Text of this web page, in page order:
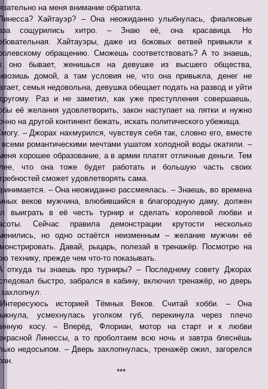
на меня внимание обратила.
Хайтауэр? – Она неожиданно улыбнулась, фиалковые
сощурились хитро. – Знаю её, она красавица. Но
Хайтауэры, даже из боковых ветвей привыкли к
обращению. Сможешь соответствовать? А то знаешь,
оно бывает, женишься на девушке из высшего общества,
домой, а там условия не, что она привыкла, денег не
семья недовольна, девушка обещает подать на развод и уйти
Раз и не заметил, как уже преступления совершаешь,
её желания удовлетворить, закон наступает на пятки и нужно
на другой континент бежать, искать политического убежища.
– Джорах нахмурился, чувствуя себя так, словно его, вместе
всеми романтическими мечтами ушатом холодной воды окатили. –
хорошее образование, а в армии платят отличные деньги. Тем
что она тоже будет работать и большую часть своих
сможет удовлетворять сама.
– Она неожиданно рассмеялась. – Знаешь, во времена
веков мужчина, влюбившийся в благородную даму, должен
выиграть в её честь турнир и сделать королевой любви и
Сейчас правила демонстрации крутости несколько
но одно остаётся неизменным – желание мужчин её
Давай, рыцарь, полезай в тренажёр. Посмотрю на
технику, прежде чем что-то показывать.
откуда ты знаешь про турниры? – Последнему совету Джорах
быстро, забрался в кабину, включил тренажёр, но дверь
историей Тёмных Веков. Считай хобби. – Она
усмехнулась уголком губ, перекинула через плечо
косу. – Вперёд, Флориан, мотор на старт и к любви
Линессы, а то проболтаем всю ночь и завтра блеснёшь
недосыпом. – Дверь захлопнулась, тренажёр ожил, загорелся
***